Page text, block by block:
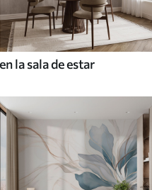
en la sala de estar